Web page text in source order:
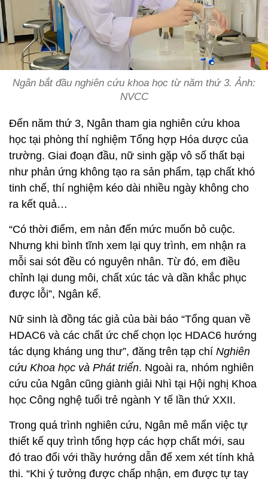
Ngân bắt đầu nghiên cứu khoa học từ năm thứ 3. Ảnh:
NVCC
Đến năm thứ 3, Ngân tham gia nghiên cứu khoa
học tại phòng thí nghiệm Tổng hợp Hóa dược của
trường. Giai đoạn đầu, nữ sinh gặp vô số thất bại
như phản ứng không tạo ra sản phẩm, tạp chất khó
tinh chế, thí nghiệm kéo dài nhiều ngày không cho
ra kết quả…
“Có thời điểm, em nản đến mức muốn bỏ cuộc.
Nhưng khi bình tĩnh xem lại quy trình, em nhận ra
mỗi sai sót đều có nguyên nhân. Từ đó, em điều
chỉnh lại dung môi, chất xúc tác và dần khắc phục
được lỗi”, Ngân kể.
Nữ sinh là đồng tác giả của bài báo “Tổng quan về
HDAC6 và các chất ức chế chọn lọc HDAC6 hướng
tác dụng kháng ung thư”, đăng trên tạp chí Nghiên
cứu Khoa học và Phát triển. Ngoài ra, nhóm nghiên
cứu của Ngân cũng giành giải Nhì tại Hội nghị Khoa
học Công nghệ tuổi trẻ ngành Y tế lần thứ XXII.
Trong quá trình nghiên cứu, Ngân mê mẩn việc tự
thiết kế quy trình tổng hợp các hợp chất mới, sau
đó trao đổi với thầy hướng dẫn để xem xét tính khả
thi. “Khi ý tưởng được chấp nhận, em được tự tay